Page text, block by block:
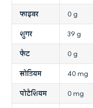
फाइबर 0 g
शुगर 39 g
फैट 0 g
सोडियम 40 mg
पोटैशियम 0 mg